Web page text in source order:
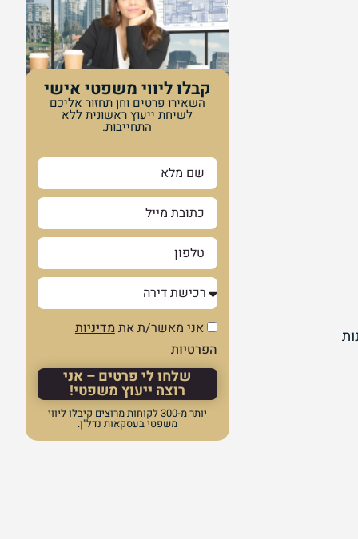
קבלו ליווי משפטי אישי
השאירו פרטים וחן תחזור אליכם
לשיחת ייעוץ ראשונית ללא
התחייבות.
אני מאשר/ת אתמדיניות
הפרטיות
שלחו לי פרטים – אני
רוצה ייעוץ משפטי!
יותר מ-300 לקוחות מרוצים קיבלו ליווי
משפטי בעסקאות נדל"ן.